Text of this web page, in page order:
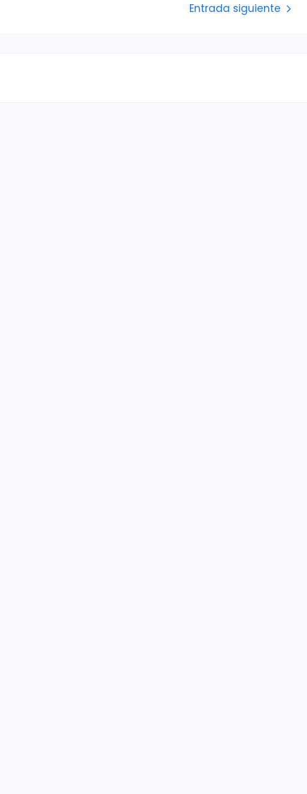
Entrada siguiente